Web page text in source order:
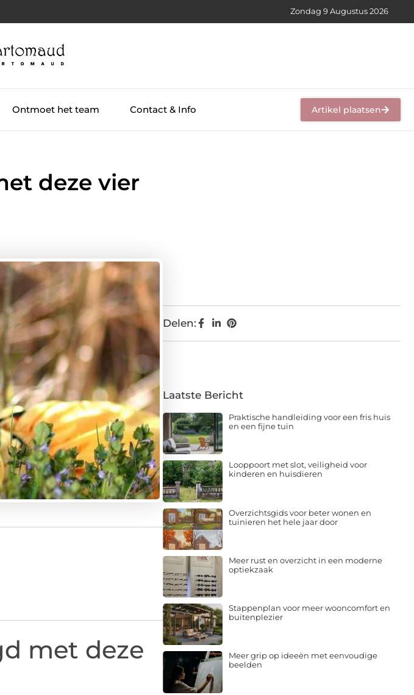
Zondag 9 Augustus 2026
Ontmoet het team Contact & Info Artikel plaatsen
deze vier
met deze
Delen:
Laatste Bericht
Praktische handleiding voor een fris huis
en een fijne tuin
Looppoort met slot, veiligheid voor
kinderen en huisdieren
Overzichtsgids voor beter wonen en
tuinieren het hele jaar door
Meer rust en overzicht in een moderne
optiekzaak
Stappenplan voor meer wooncomfort en
buitenplezier
Meer grip op ideeën met eenvoudige
beelden